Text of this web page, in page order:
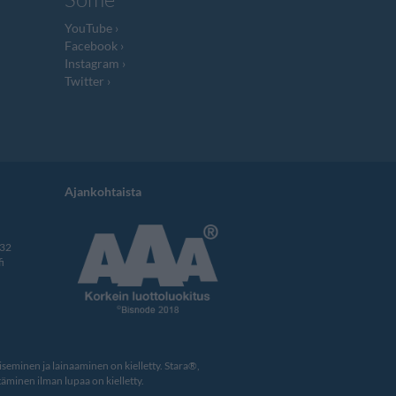
YouTube
Facebook
Instagram
Twitter
Ajankohtaista
ja lainaaminen on kielletty. Stara®,
ilman lupaa on kielletty.